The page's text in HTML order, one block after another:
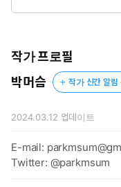
‘젠장할 리녹 공녀!’
그녀는 순, 고추 생각뿐이
작가 프로필
박머슴
작가 신간 알림
2024.03.12 업데이트
E-mail:
Twitter: @parkmsum